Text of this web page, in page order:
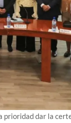
prioridad dar la